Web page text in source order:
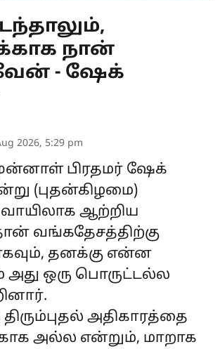
நான்
- ஷேக்
2026, 5:29 pm
பிரதமர் ஷேக்
(புதன்கிழமை)
ஆற்றிய
வங்கதேசத்திற்கு
தனக்கு என்ன
அது ஒரு பொருட்டல்ல
அதிகாரத்தை
அல்ல என்றும், மாறாக